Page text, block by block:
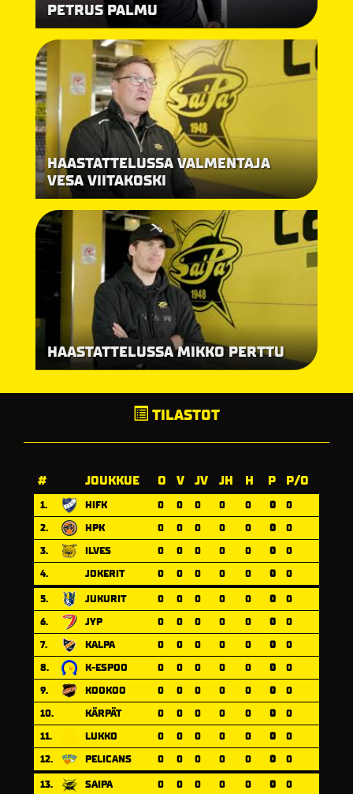
PETRUS PALMU
HAASTATTELUSSA VALMENTAJA
VESA VIITAKOSKI
HAASTATTELUSSA MIKKO PERTTU
TILASTOT
# JOUKKUE O V JV JH H P P/O
1. HIFK 0 0 0 0 0 0
0
2.
HPK 0 0 0 0 0 0
0
3.
ILVES 0 0 0 0 0 0
0
4.
JOKERIT 0 0 0 0 0 0
0
5.
JUKURIT 0 0 0 0 0 0
0
6.
JYP 0 0 0 0 0 0
0
7.
KALPA 0 0 0 0 0 0
0
8.
K-ESPOO 0 0 0 0 0 0
0
9.
KOOKOO 0 0 0 0 0 0
0
10.
KÄRPÄT 0 0 0 0 0 0
0
11.
LUKKO 0 0 0 0 0 0
0
12.
PELICANS 0 0 0 0 0 0
0
13.
SAIPA 0 0 0 0 0 0
0